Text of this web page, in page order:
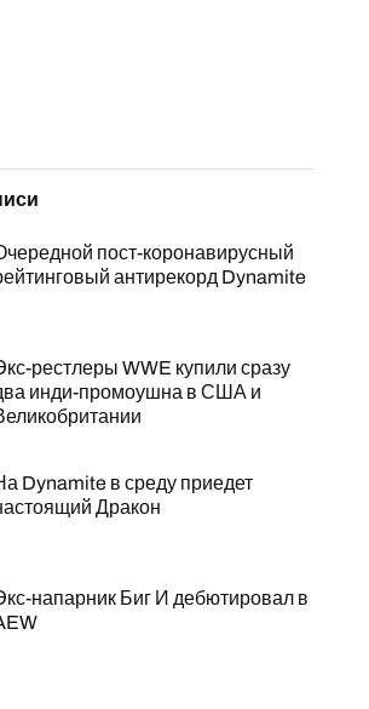
пост-коронавирусный
антирекорд Dynamite
рестлеры WWE купили сразу
инди-промоушна в США и
Dynamite в среду приедет
Дракон
напарник Биг И дебютировал в